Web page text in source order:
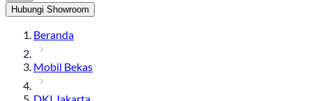
Hubungi Showroom
Beranda
Mobil Bekas